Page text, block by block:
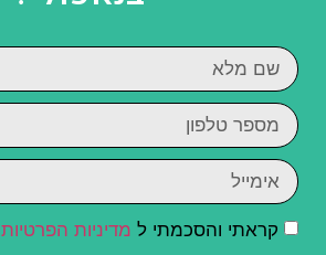
קראתי והסכמתי ל מדיניות הפרטיות